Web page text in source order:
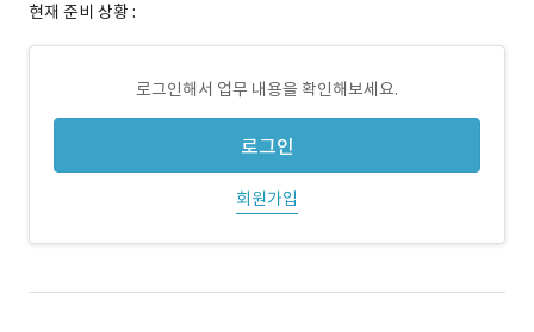
현재 준비 상황 :
로그인해서 업무 내용을 확인해보세요.
로그인
회원가입